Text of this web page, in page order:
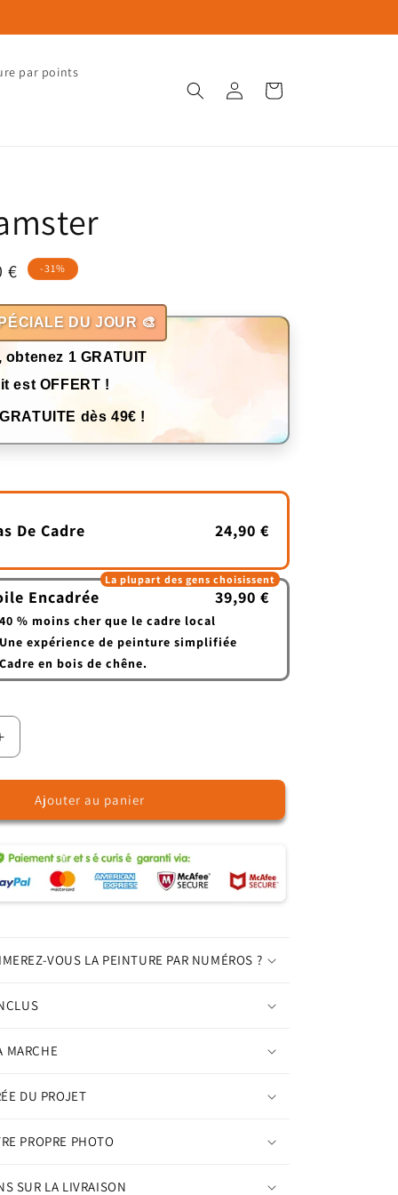
par points
Connexion Panier
€ -31%
DU JOUR 🎨
obtenez 1 GRATUIT
est OFFERT !
dès 49€ !
De Cadre 24,90 €
Encadrée 39,90 €
40 % moins cher que le cadre local
Une expérience de peinture simplifiée
en bois de chêne.
La plupart des gens choisissent
Augmenter
par
Ajouter au panier
VOUS LA PEINTURE PAR NUMÉROS ?
MARCHE
DU PROJET
PROPRE PHOTO
SUR LA LIVRAISON